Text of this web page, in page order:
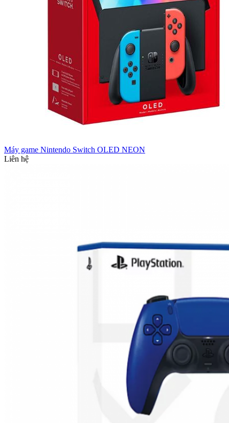
Máy game Nintendo Switch OLED NEON
Liên hệ